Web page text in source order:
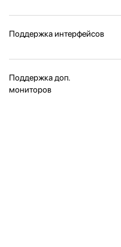
Поддержка интерфейсов
Поддержка доп.
мониторов